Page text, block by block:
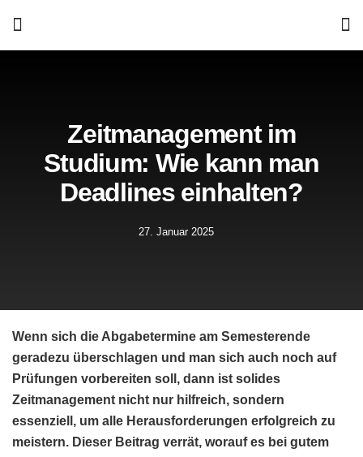
Zeitmanagement im
Studium: Wie kann man
Deadlines einhalten?
27. Januar 2025
Wenn sich die Abgabetermine am Semesterende
geradezu überschlagen und man sich auch noch auf
Prüfungen vorbereiten soll, dann ist solides
Zeitmanagement nicht nur hilfreich, sondern
essenziell, um alle Herausforderungen erfolgreich zu
meistern. Dieser Beitrag verrät, worauf es bei gutem